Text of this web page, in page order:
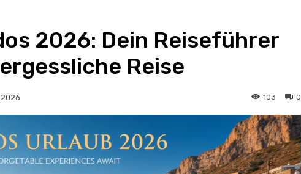
2026: Dein Reiseführer
Reise
2026 0
103